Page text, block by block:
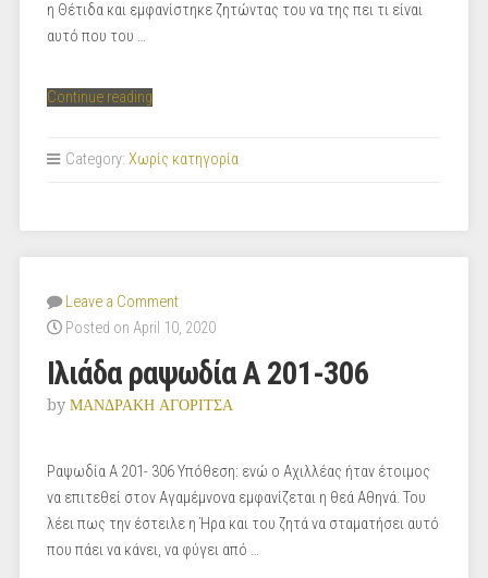
η Θέτιδα και εμφανίστηκε ζητώντας του να της πει τι είναι
αυτό που του …
Continue reading“Ραψωδία
350-
Category: Χωρίς κατηγορία
Leave a Comment
Posted on April 10, 2020
Ιλιάδα ραψωδία Α 201-306
by ΜΑΝΔΡΑΚΗ ΑΓΟΡΙΤΣΑ
Ραψωδία Α 201- 306 Υπόθεση: ενώ ο Αχιλλέας ήταν έτοιμος
να επιτεθεί στον Αγαμέμνονα εμφανίζεται η θεά Αθηνά. Του
λέει πως την έστειλε η Ήρα και του ζητά να σταματήσει αυτό
που πάει να κάνει, να φύγει από …